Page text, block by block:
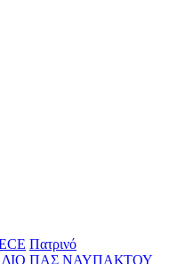
Πατρινό
ΠΑΣ ΝΑΥΠΑΚΤΟΥ